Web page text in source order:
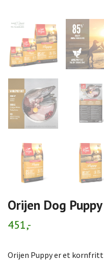
Orijen Dog Puppy
451,-
Orijen Puppy er et